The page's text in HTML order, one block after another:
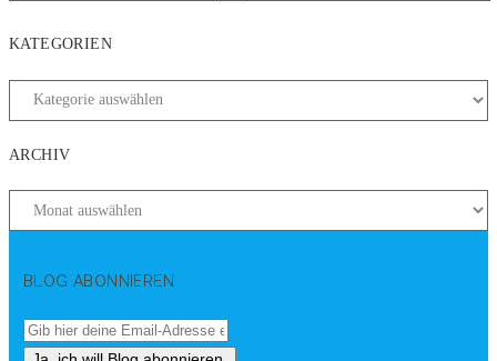
KATEGORIEN
ARCHIV
BLOG ABONNIEREN